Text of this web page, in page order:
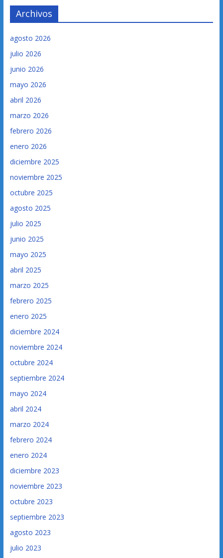
Archivos
agosto 2026
julio 2026
junio 2026
mayo 2026
abril 2026
marzo 2026
febrero 2026
enero 2026
diciembre 2025
noviembre 2025
octubre 2025
agosto 2025
julio 2025
junio 2025
mayo 2025
abril 2025
marzo 2025
febrero 2025
enero 2025
diciembre 2024
noviembre 2024
octubre 2024
septiembre 2024
mayo 2024
abril 2024
marzo 2024
febrero 2024
enero 2024
diciembre 2023
noviembre 2023
octubre 2023
septiembre 2023
agosto 2023
julio 2023